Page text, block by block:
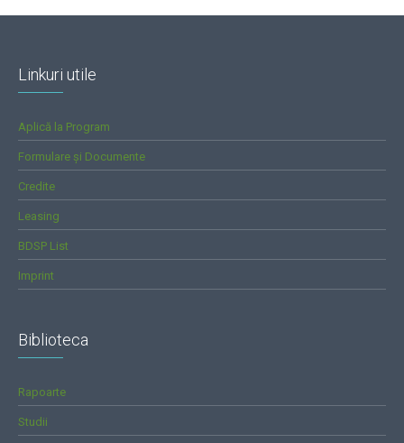
Linkuri utile
Aplică la Program
Formulare și Documente
Credite
Leasing
BDSP List
Imprint
Biblioteca
Rapoarte
Studii